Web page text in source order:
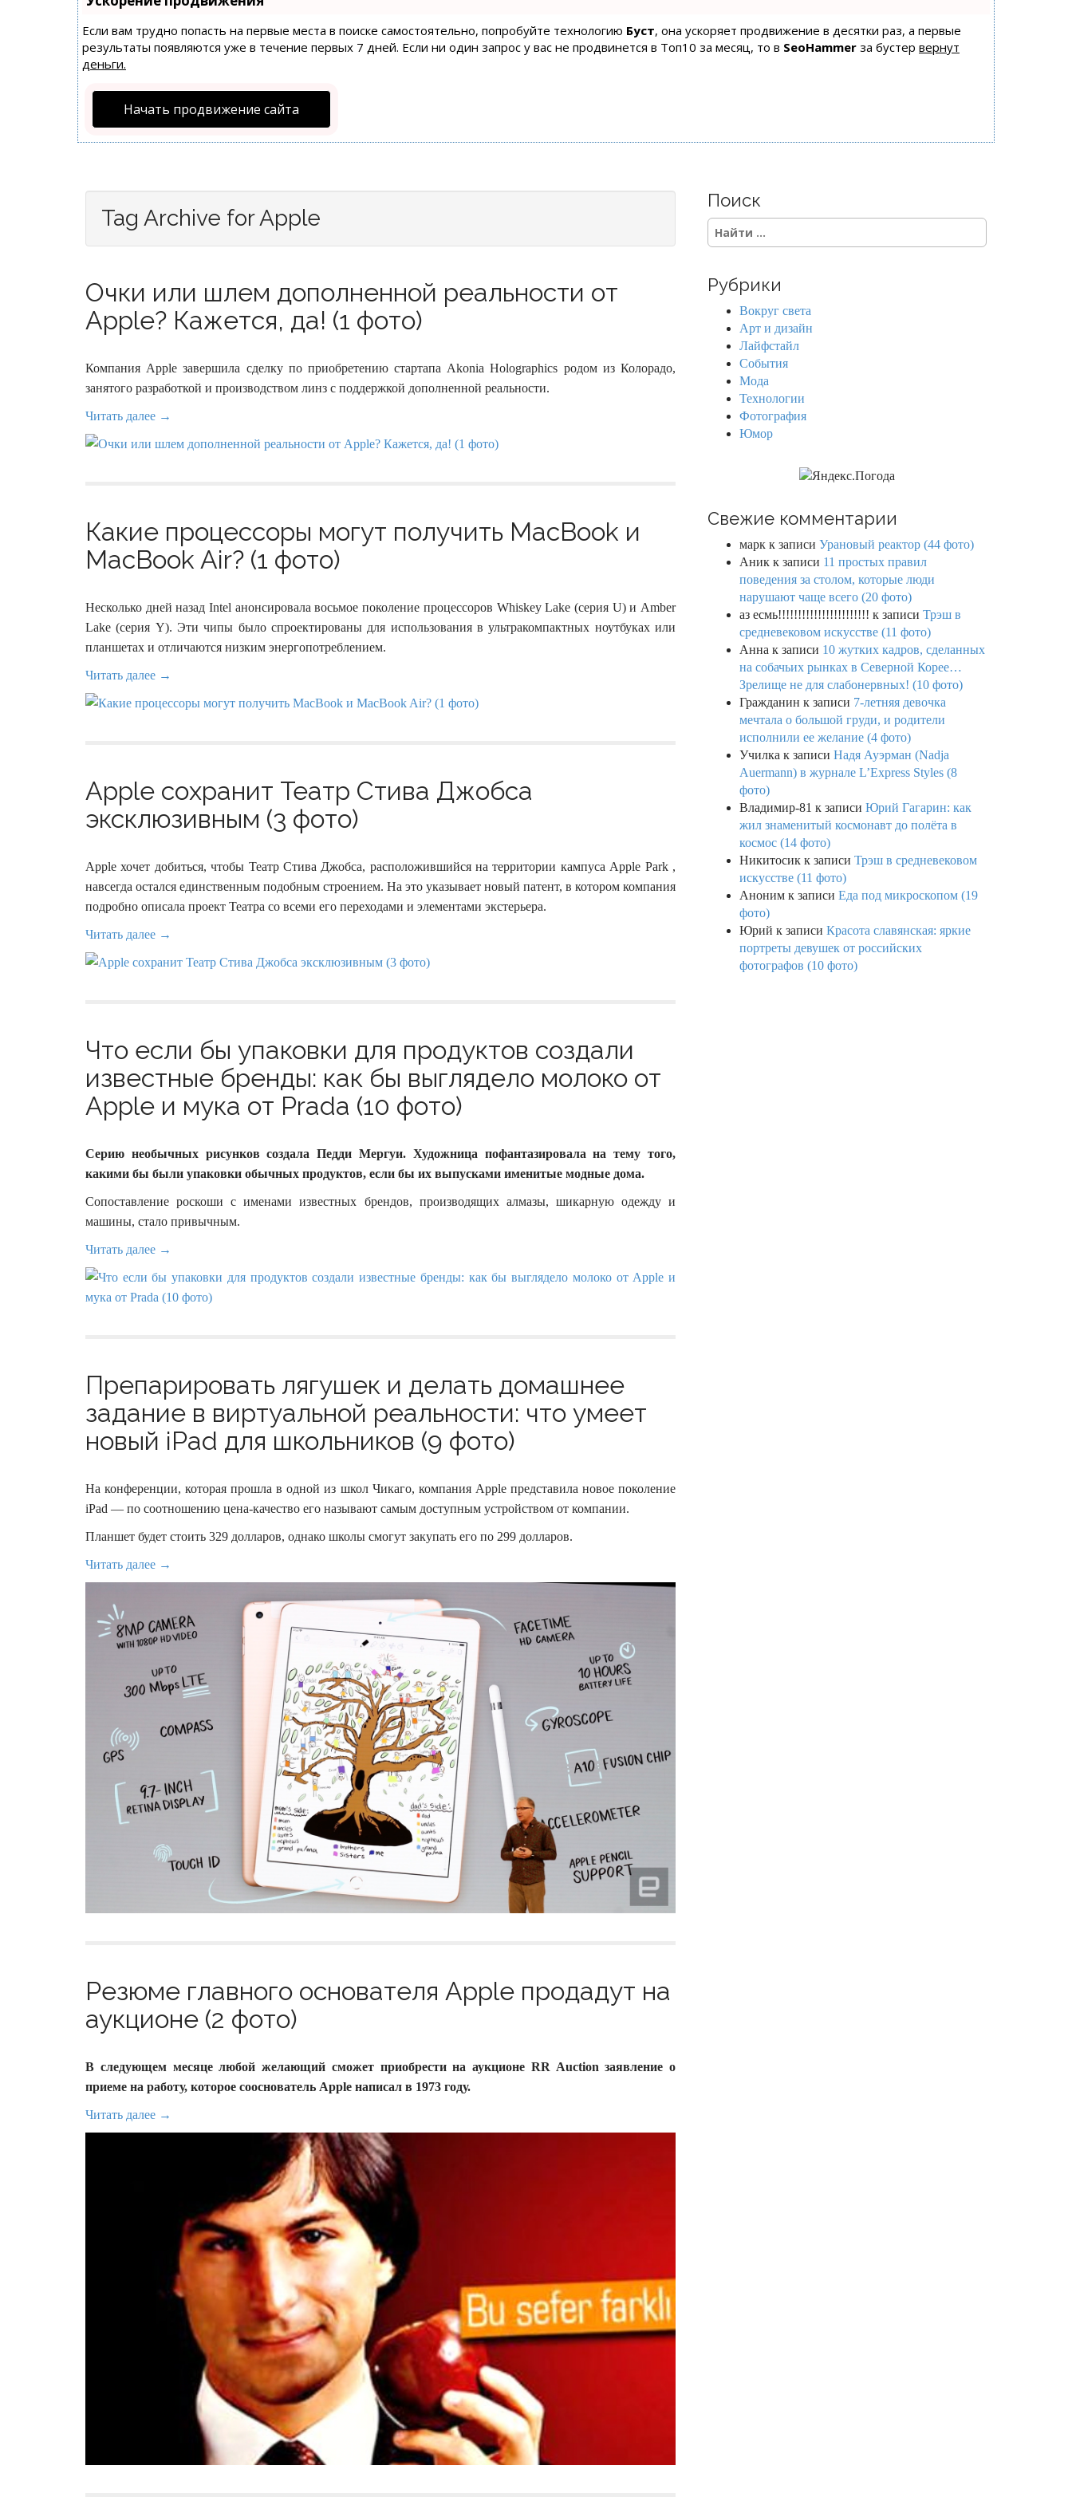
Если вам трудно попасть на первые места в поиске самостоятельно, попробуйте технологию Буст, она ускоряет продвижение в десятки раз, а первые
результаты появляются уже в течение первых 7 дней. Если ни один запрос у вас не продвинется в Топ10 за месяц, то в SeoHammer за бустер вернут
деньги.
Начать продвижение сайта
Tag Archive for Apple
Очки или шлем дополненной реальности от
Apple? Кажется, да! (1 фото)
Компания Apple завершила сделку по приобретению стартапа Akonia Holographics родом из Колорадо,
занятого разработкой и производством линз с поддержкой дополненной реальности.
Читать далее →
Какие процессоры могут получить MacBook и
MacBook Air? (1 фото)
Несколько дней назад Intel анонсировала восьмое поколение процессоров Whiskey Lake (серия U) и Amber
Lake (серия Y). Эти чипы было спроектированы для использования в ультракомпактных ноутбуках или
планшетах и отличаются низким энергопотреблением.
Читать далее →
Apple сохранит Театр Стива Джобса
эксклюзивным (3 фото)
Apple хочет добиться, чтобы Театр Стива Джобса, расположившийся на территории кампуса Apple Park ,
навсегда остался единственным подобным строением. На это указывает новый патент, в котором компания
подробно описала проект Театра со всеми его переходами и элементами экстерьера.
Читать далее →
Что если бы упаковки для продуктов создали
известные бренды: как бы выглядело молоко от
Apple и мука от Prada (10 фото)
Серию необычных рисунков создала Педди Мергуи. Художница пофантазировала на тему того,
какими бы были упаковки обычных продуктов, если бы их выпусками именитые модные дома.
Сопоставление роскоши с именами известных брендов, производящих алмазы, шикарную одежду и
машины, стало привычным.
Читать далее →
Препарировать лягушек и делать домашнее
задание в виртуальной реальности: что умеет
новый iPad для школьников (9 фото)
На конференции, которая прошла в одной из школ Чикаго, компания Apple представила новое поколение
iPad — по соотношению цена-качество его называют самым доступным устройством от компании.
Планшет будет стоить 329 долларов, однако школы смогут закупать его по 299 долларов.
Читать далее →
Резюме главного основателя Apple продадут на
аукционе (2 фото)
В следующем месяце любой желающий сможет приобрести на аукционе RR Auction заявление о
приеме на работу, которое сооснователь Apple написал в 1973 году.
Читать далее →
Поиск
S
e
c
Рубрики
Вокруг света
Арт и дизайн
Лайфстайл
События
Мода
Технологии
Фотография
Юмор
Свежие комментарии
марк к записи Урановый реактор (44 фото)
Аник к записи 11 простых правил
поведения за столом, которые люди
нарушают чаще всего (20 фото)
аз есмь!!!!!!!!!!!!!!!!!!!!!!! к записи Трэш в
средневековом искусстве (11 фото)
Анна к записи 10 жутких кадров, сделанных
на собачьих рынках в Северной Корее…
Зрелище не для слабонервных! (10 фото)
Гражданин к записи 7-летняя девочка
мечтала о большой груди, и родители
исполнили ее желание (4 фото)
Училка к записи Надя Ауэрман (Nadja
Auermann) в журнале L’Express Styles (8
фото)
Владимир-81 к записи Юрий Гагарин: как
жил знаменитый космонавт до полёта в
космос (14 фото)
Никитосик к записи Трэш в средневековом
искусстве (11 фото)
Аноним к записи Еда под микроскопом (19
фото)
Юрий к записи Красота славянская: яркие
портреты девушек от российских
фотографов (10 фото)